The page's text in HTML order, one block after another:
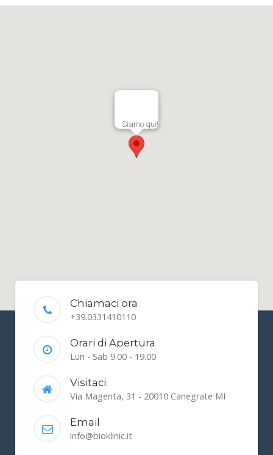
Siamo qui!
Chiamaci ora
+39.0331410110
Orari di Apertura
Lun - Sab 9.00 - 19.00
Visitaci
Via Magenta, 31 - 20010 Canegrate MI
Email
info@bioklinic.it